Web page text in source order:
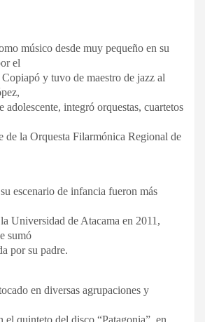
músico desde muy pequeño en su
el
y tuvo de maestro de jazz al
integró orquestas, cuartetos
de la Orquesta Filarmónica Regional de
escenario de infancia fueron más
Universidad de Atacama en 2011,
sumó
por su padre.
en diversas agrupaciones y
el quinteto del disco “Patagonia”, en